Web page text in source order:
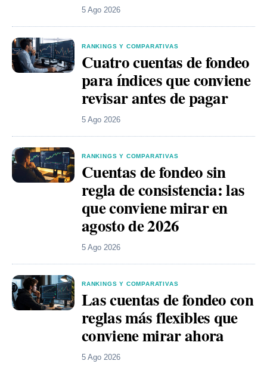
5 Ago 2026
RANKINGS Y COMPARATIVAS
Cuatro cuentas de fondeo
para índices que conviene
revisar antes de pagar
5 Ago 2026
RANKINGS Y COMPARATIVAS
Cuentas de fondeo sin
regla de consistencia: las
que conviene mirar en
agosto de 2026
5 Ago 2026
RANKINGS Y COMPARATIVAS
Las cuentas de fondeo con
reglas más flexibles que
conviene mirar ahora
5 Ago 2026